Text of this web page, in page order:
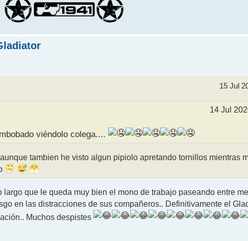
15 Jul
14 Jul
viéndolo colega....
tambien he visto algun pipiolo apretando tornillos mientras
que le queda muy bien el mono de trabajo paseando entre
en las distracciones de sus compañeros.. Definitivamente el
Muchos despistes